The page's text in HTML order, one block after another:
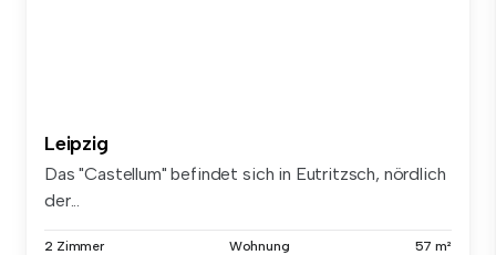
Leipzig
Das "Castellum" befindet sich in Eutritzsch, nördlich
der...
2 Zimmer Wohnung 57 m²